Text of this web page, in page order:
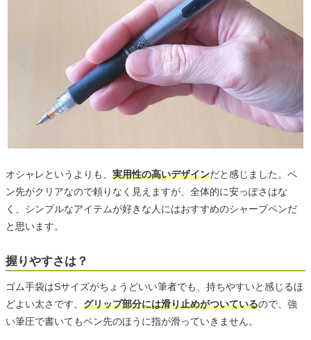
オシャレというよりも、 実用性の高いデザインだと感じました。ペ
ン先がクリアなので頼りなく見えますが、全体的に安っぽさはな
く、シンプルなアイテムが好きな人にはおすすめのシャープペンだ
と思います。
握りやすさは？
ゴム手袋はSサイズがちょうどいい筆者でも、持ちやすいと感じるほ
どよい太さです。 グリップ部分には滑り止めがついているので、強
い筆圧で書いてもペン先のほうに指が滑っていきません。